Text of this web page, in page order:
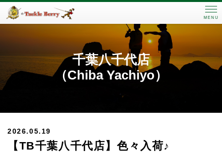
MENU
千葉八千代店
（Chiba Yachiyo）
2026.05.19
【TB千葉八千代店】色々入荷♪